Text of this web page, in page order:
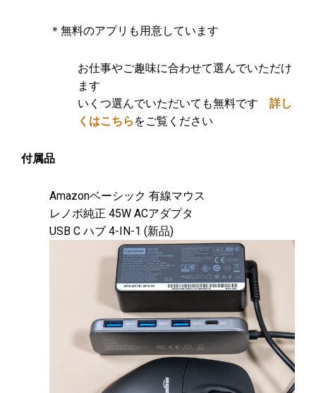
＊無料のアプリも用意しています
お仕事やご趣味に合わせて選んでいただけ
ます
いくつ選んでいただいても無料です 詳し
くはこちら をご覧ください
付属品
Amazonベーシック 有線マウス
レノボ純正 45W ACアダプタ
USB C ハブ 4-IN-1 (新品)